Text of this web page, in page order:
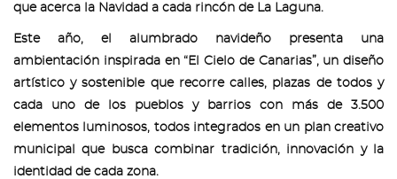
que acerca la Navidad a cada rincón de La Laguna.
Este año, el alumbrado navideño presenta una
ambientación inspirada en “El Cielo de Canarias”, un diseño
artístico y sostenible que recorre calles, plazas de todos y
cada uno de los pueblos y barrios con más de 3.500
elementos luminosos, todos integrados en un plan creativo
municipal que busca combinar tradición, innovación y la
identidad de cada zona.